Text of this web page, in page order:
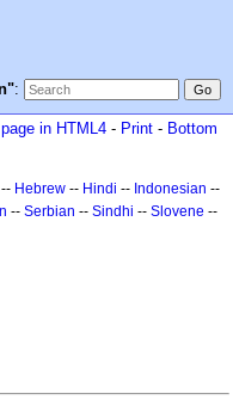
:
in HTML4 - Print - Bottom
-- Hebrew -- Hindi -- Indonesian --
-- Serbian -- Sindhi -- Slovene --